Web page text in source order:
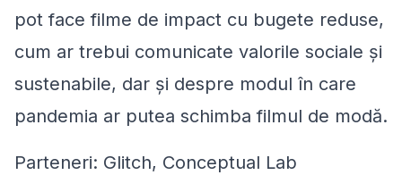
pot face filme de impact cu bugete reduse,
cum ar trebui comunicate valorile sociale și
sustenabile, dar și despre modul în care
pandemia ar putea schimba filmul de modă.
Parteneri: Glitch, Conceptual Lab